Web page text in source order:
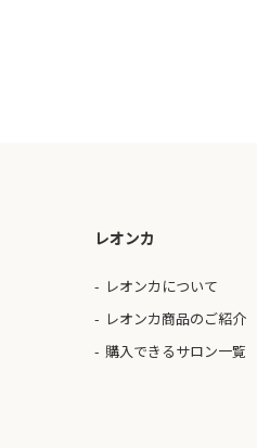
レオンカ
レオンカについて
レオンカ商品のご紹介
購入できるサロン一覧